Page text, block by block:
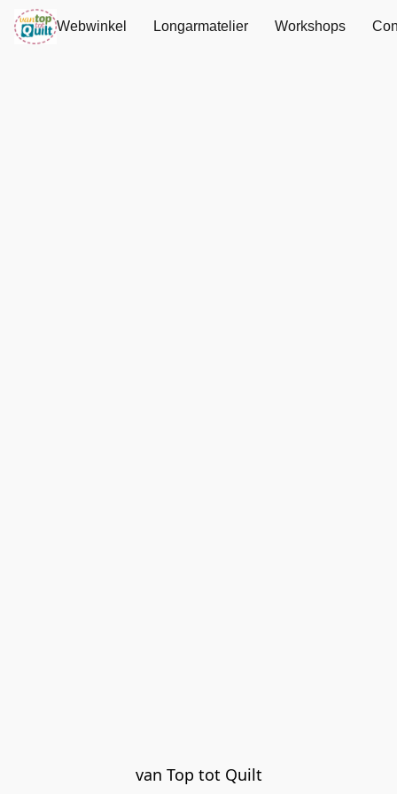
Webwinkel Longarmatelier Workshops
van Top tot Quilt